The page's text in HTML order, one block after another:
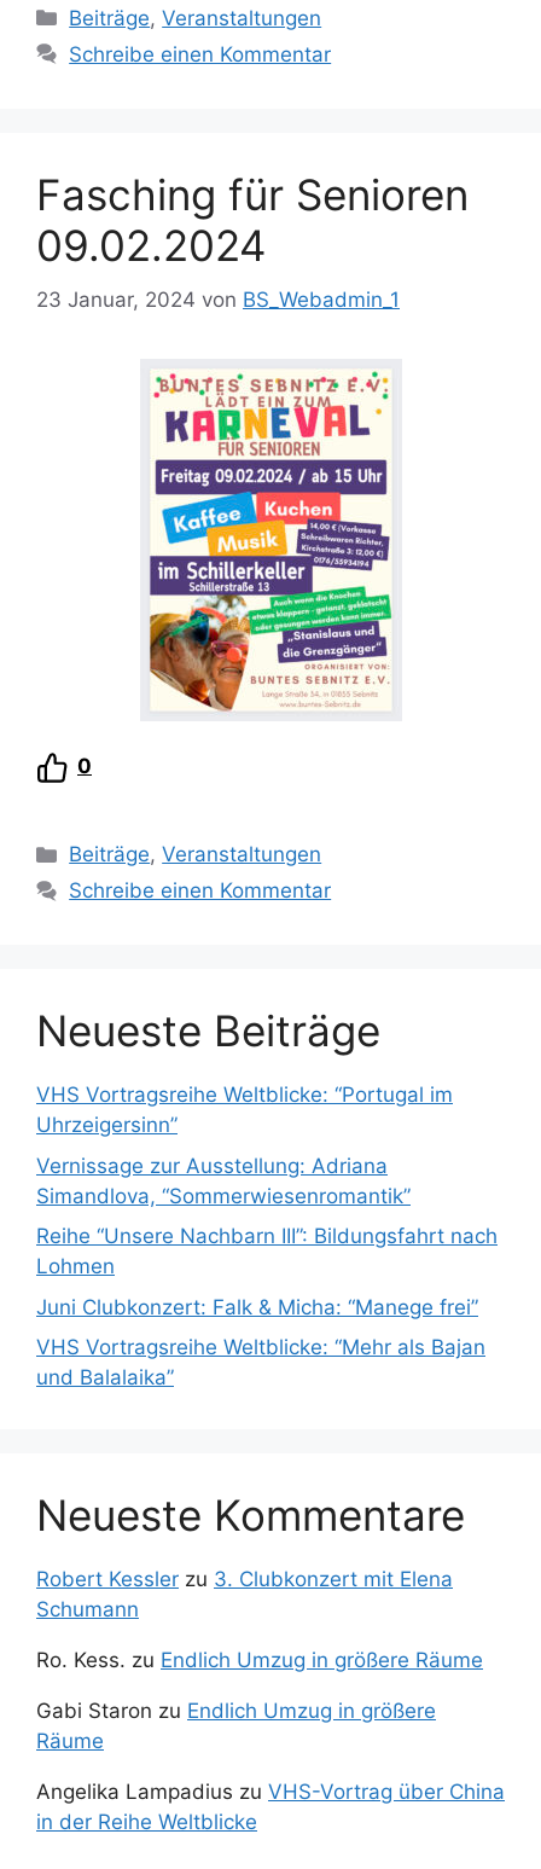
Kategorien
Beiträge,Veranstaltungen
Schreibe einen Kommentar
Fasching für Senioren
09.02.2024
23 Januar, 2024 von BS_Webadmin_1
0
Kategorien
Beiträge,Veranstaltungen
Schreibe einen Kommentar
Neueste Beiträge
VHS Vortragsreihe Weltblicke: “Portugal im
Uhrzeigersinn”
Vernissage zur Ausstellung: Adriana
Simandlova, “Sommerwiesenromantik”
Reihe “Unsere Nachbarn III”: Bildungsfahrt nach
Lohmen
Juni Clubkonzert: Falk & Micha: “Manege frei”
VHS Vortragsreihe Weltblicke: “Mehr als Bajan
und Balalaika”
Neueste Kommentare
Robert Kessler zu 3. Clubkonzert mit Elena
Schumann
Ro. Kess. zu Endlich Umzug in größere Räume
Gabi Staron zu Endlich Umzug in größere
Räume
Angelika Lampadius zu VHS-Vortrag über China
in der Reihe Weltblicke